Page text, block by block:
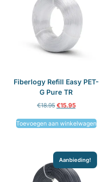
Fiberlogy Refill Easy PET-
G Pure TR
€18.95 €15.95
Toevoegen aan winkelwagen
Aanbieding!